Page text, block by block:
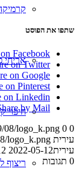
אריחי
חיפוי
ריצוף
שתפו את הפוסט
Facebook
on Twitter
on Google+
on Pinterest
on Linkedin
by Mail
08/logo_k.png 0 0
עירית logo_k.png
עירית2022-05-12 08:39:57
0 תגובות